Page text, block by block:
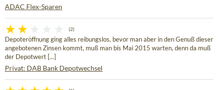
ADAC Flex-Sparen
(2)
Depoteröffnung ging alles reibungslos, bevor man aber in den Genuß dieser
angebotenen Zinsen kommt, muß man bis Mai 2015 warten, denn da muß
der Depotwert [...]
Privat: DAB Bank Depotwechsel